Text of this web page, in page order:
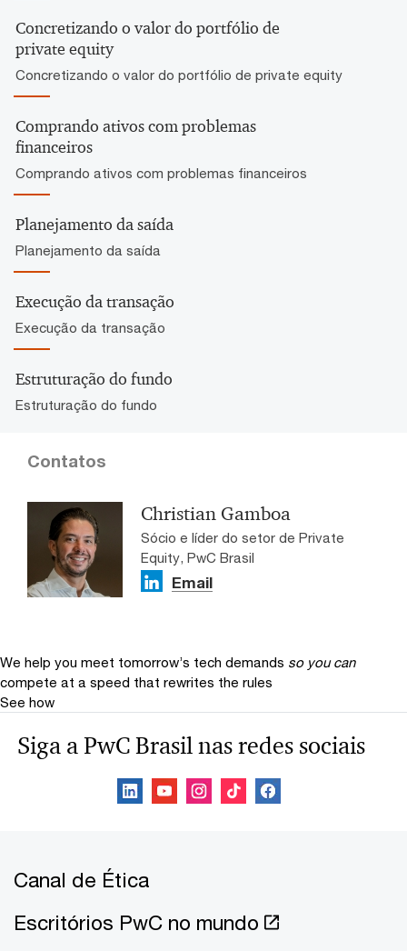
Concretizando o valor do portfólio de
private equity
Concretizando o valor do portfólio de private equity
Comprando ativos com problemas
financeiros
Comprando ativos com problemas financeiros
Planejamento da saída
Planejamento da saída
Execução da transação
Execução da transação
Estruturação do fundo
Estruturação do fundo
Contatos
Christian Gamboa
Sócio e líder do setor de Private
Equity, PwC Brasil
Email
We help you meet tomorrow’s tech demands so you can
compete at a speed that rewrites the rules
See how
Siga a PwC Brasil nas redes sociais
Canal de Ética
Escritórios PwC no mundo